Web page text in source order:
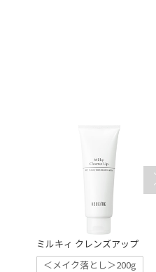
ミルキィ クレンズアップ
＜メイク落とし＞200g